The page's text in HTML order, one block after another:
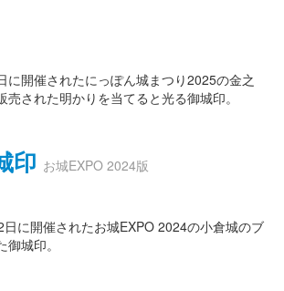
に開催されたにっぽん城まつり2025の金之
売された明かりを当てると光る御城印。
印 お城EXPO 2024版
に開催されたお城EXPO 2024の小倉城のブ
城印。